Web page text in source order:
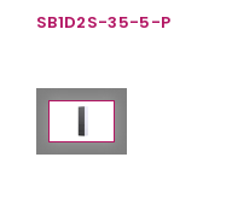
SB1D2S-35-5-P